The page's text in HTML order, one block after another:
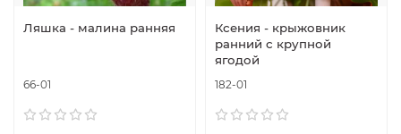
Ляшка - малина ранняя
66-01
Ксения - крыжовник
ранний с крупной
ягодой
182-01